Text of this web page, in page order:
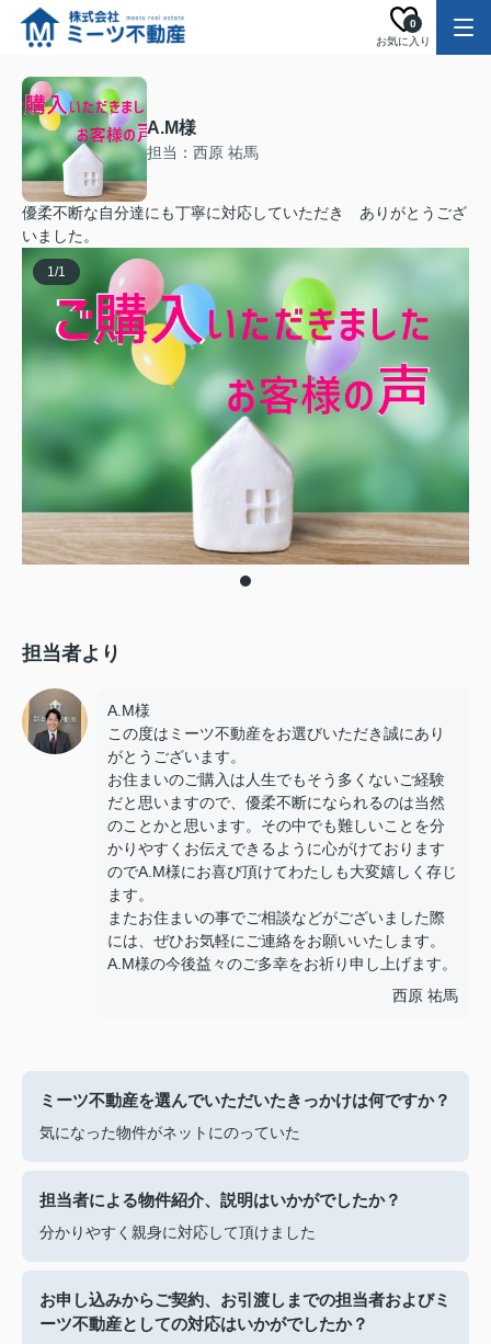
お気に入り
0
A.M様
担当：西原 祐馬
優柔不断な自分達にも丁寧に対応していただき ありがとうござ
いました。
1/1
担当者より
A.M様
この度はミーツ不動産をお選びいただき誠にあり
がとうございます。
お住まいのご購入は人生でもそう多くないご経験
だと思いますので、優柔不断になられるのは当然
のことかと思います。その中でも難しいことを分
かりやすくお伝えできるように心がけております
のでA.M様にお喜び頂けてわたしも大変嬉しく存じ
ます。
またお住まいの事でご相談などがございました際
には、ぜひお気軽にご連絡をお願いいたします。
A.M様の今後益々のご多幸をお祈り申し上げます。
西原 祐馬
ミーツ不動産を選んでいただいたきっかけは何ですか？
気になった物件がネットにのっていた
担当者による物件紹介、説明はいかがでしたか？
分かりやすく親身に対応して頂けました
お申し込みからご契約、お引渡しまでの担当者およびミ
ーツ不動産としての対応はいかがでしたか？